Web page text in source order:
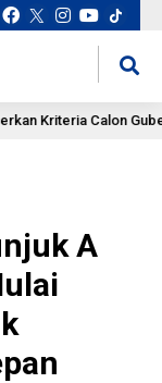
Calon Gubernur
A